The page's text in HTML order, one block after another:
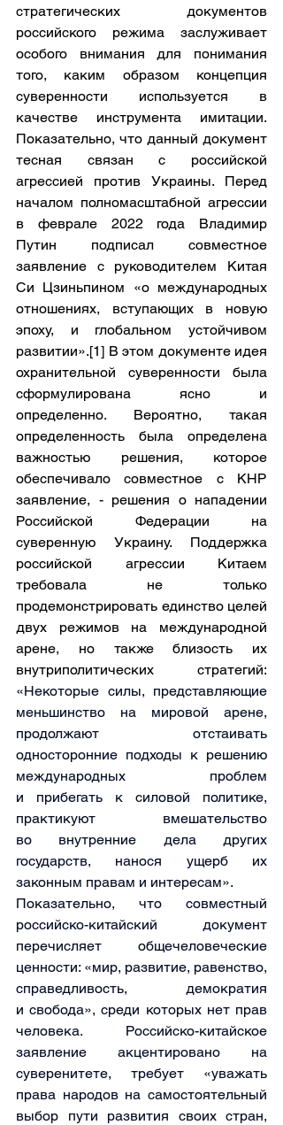
стратегических документов
российского режима заслуживает
особого внимания для понимания
того, каким образом концепция
суверенности используется в
качестве инструмента имитации.
Показательно, что данный документ
тесная связан с российской
агрессией против Украины. Перед
началом полномасштабной агрессии
в феврале 2022 года Владимир
Путин подписал совместное
заявление с руководителем Китая
Си Цзиньпином «о международных
отношениях, вступающих в новую
эпоху, и глобальном устойчивом
развитии».[1] В этом документе идея
охранительной суверенности была
сформулирована ясно и
определенно. Вероятно, такая
определенность была определена
важностью решения, которое
обеспечивало совместное с КНР
заявление, - решения о нападении
Российской Федерации на
суверенную Украину. Поддержка
российской агрессии Китаем
требовала не только
продемонстрировать единство целей
двух режимов на международной
арене, но также близость их
«Некоторые силы, представляющие
меньшинство на мировой арене,
продолжают отстаивать
односторонние подходы к решению
международных проблем
и прибегать к силовой политике,
практикуют вмешательство
во внутренние дела других
государств, нанося ущерб их
законным правам и интересам».
Показательно, что совместный
российско-китайский документ
перечисляет общечеловеческие
ценности: «мир, развитие, равенство,
справедливость, демократия
и свобода», среди которых нет прав
человека. Российско-китайское
заявление акцентировано на
суверенитете, требует «уважать
права народов на самостоятельный
выбор пути развития своих стран,